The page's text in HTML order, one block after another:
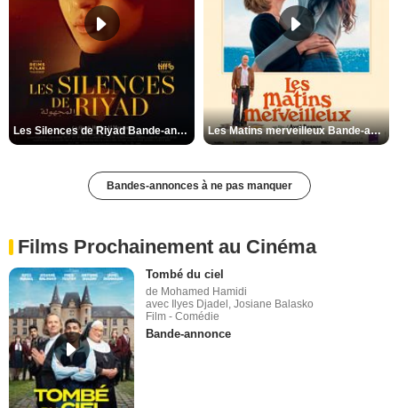
Les Silences de Riyad Bande-annonce VO STFR Les Matins merveilleux Bande-annonce VF
Bandes-annonces à ne pas manquer
Films Prochainement au Cinéma
Tombé du ciel
de Mohamed Hamidi
avec Ilyes Djadel, Josiane Balasko
Film - Comédie
Bande-annonce